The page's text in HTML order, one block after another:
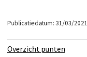
Publicatiedatum: 31/03/2021
Overzicht punten